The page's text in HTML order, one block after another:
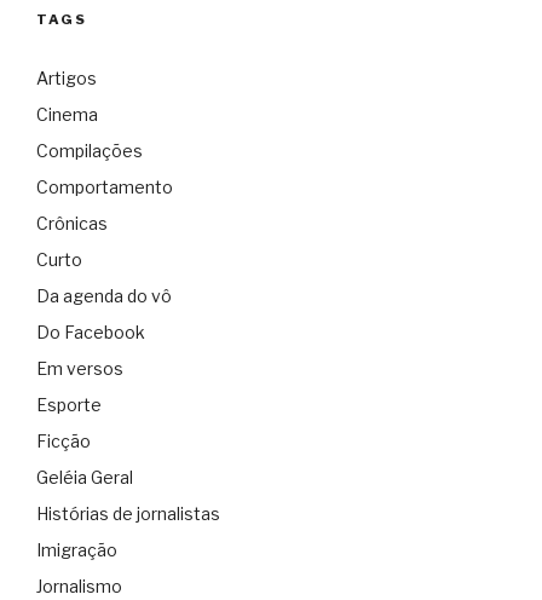
TAGS
Artigos
Cinema
Compilações
Comportamento
Crônicas
Curto
Da agenda do vô
Do Facebook
Em versos
Esporte
Ficção
Geléia Geral
Histórias de jornalistas
Imigração
Jornalismo